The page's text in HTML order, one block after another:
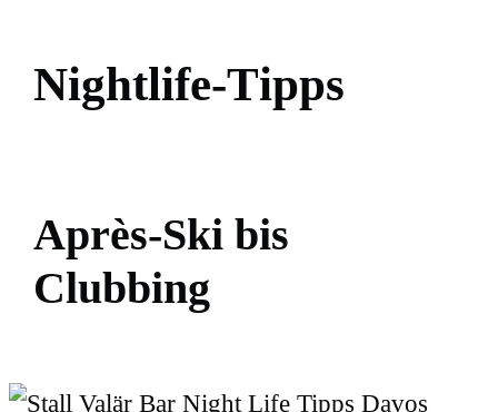
Nightlife-Tipps
Après-Ski bis
Clubbing